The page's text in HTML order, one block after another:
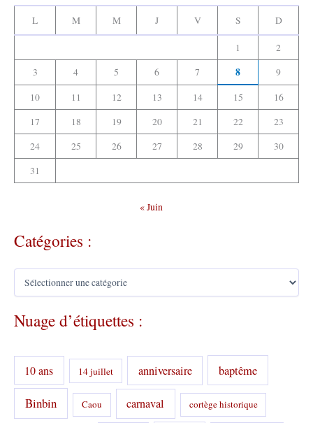
L M M J V S D
1
2
3
4 5 6 7 8
9
10
11 12 13 14 15
16
17
18 19 20 21 22
23
24
25 26 27 28 29
30
31
« Juin
Catégories :
C
é
g
r
e
Nuage d’étiquettes :
10 ans 14 juillet anniversaire baptême
Binbin Caou carnaval cortège historique